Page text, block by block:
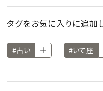
タグをお気に入りに追加し
#占い #いて座